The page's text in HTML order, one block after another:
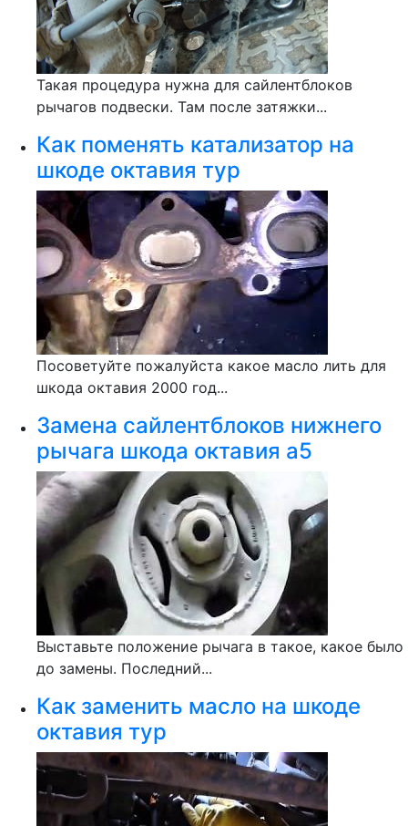
Такая процедура нужна для сайлентблоков
рычагов подвески. Там после затяжки...
Как поменять катализатор на
шкоде октавия тур
Посоветуйте пожалуйста какое масло лить для
шкода октавия 2000 год...
Замена сайлентблоков нижнего
рычага шкода октавия а5
Выставьте положение рычага в такое, какое было
до замены. Последний...
Как заменить масло на шкоде
октавия тур